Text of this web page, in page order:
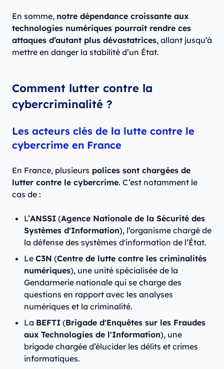
En somme, notre dépendance croissante aux
technologies numériques pourrait rendre ces
attaques d’autant plus dévastatrices, allant jusqu’à
mettre en danger la stabilité d’un État.
Comment lutter contre la
cybercriminalité ?
Les acteurs clés de la lutte contre le
cybercrime en France
En France, plusieurs polices sont chargées de
lutter contre le cybercrime. C’est notamment le
cas de :
L’ANSSI (Agence Nationale de la Sécurité des
Systèmes d'Information), l’organisme chargé de
la défense des systèmes d'information de l’État.
Le C3N (Centre de lutte contre les criminalités
numériques), une unité spécialisée de la
Gendarmerie nationale qui se charge des
questions en rapport avec les analyses
numériques et la criminalité.
La BEFTI (Brigade d'Enquêtes sur les Fraudes
aux Technologies de l'Information), une
brigade chargée d’élucider les délits et crimes
informatiques.